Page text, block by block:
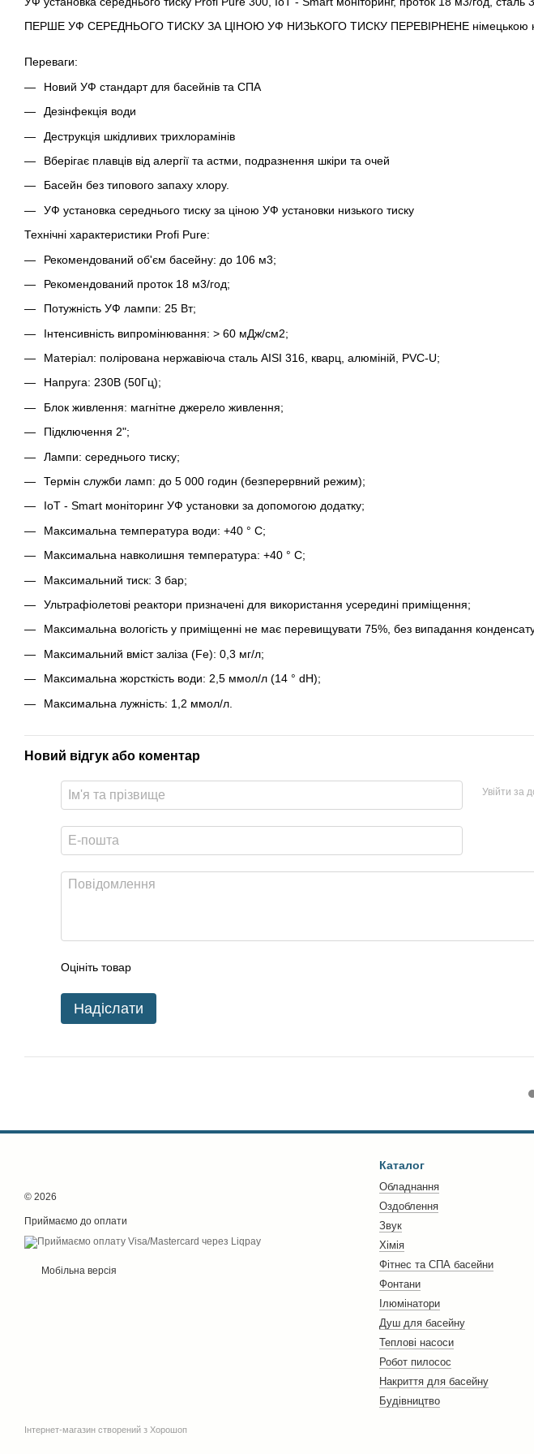
ПЕРШЕ УФ СЕРЕДНЬОГО ТИСКУ ЗА ЦІНОЮ УФ НИЗЬКОГО ТИСКУ ПЕРЕВІРНЕНЕ німецькою
Переваги:
Новий УФ стандарт для басейнів та СПА
Дезінфекція води
Деструкція шкідливих трихлорамінів
Вберігає плавців від алергії та астми, подразнення шкіри та очей
Басейн без типового запаху хлору.
УФ установка середнього тиску за ціною УФ установки низького тиску
Технічні характеристики Profi Pure:
Рекомендований об'єм басейну: до 106 м3;
Рекомендований проток 18 м3/год;
Потужність УФ лампи: 25 Вт;
Інтенсивність випромінювання: > 60 мДж/см2;
Матеріал: полірована нержавіюча сталь AISI 316, кварц, алюміній, PVC-U;
Напруга: 230В (50Гц);
Блок живлення: магнітне джерело живлення;
Підключення 2";
Лампи: середнього тиску;
Термін служби ламп: до 5 000 годин (безперервний режим);
IoT - Smart моніторинг УФ установки за допомогою додатку;
Максимальна температура води: +40 ° С;
Максимальна навколишня температура: +40 ° С;
Максимальний тиск: 3 бар;
Ультрафіолетові реактори призначені для використання усередині приміщення;
Максимальна вологість у приміщенні не має перевищувати 75%, без випадання
Максимальний вміст заліза (Fe): 0,3 мг/л;
Максимальна жорсткість води: 2,5 ммол/л (14 ° dH);
Максимальна лужність: 1,2 ммол/л.
Новий відгук або коментар
Увійти за
Оцініть товар
Надіслати
© 2026
Приймаємо до оплати
Мобільна версія
Інтернет-магазин створений з Хорошоп
Каталог
Обладнання
Оздоблення
Звук
Хімія
Фітнес та СПА басейни
Фонтани
Ілюмінатори
Душ для басейну
Теплові насоси
Робот пилосос
Накриття для басейну
Будівництво